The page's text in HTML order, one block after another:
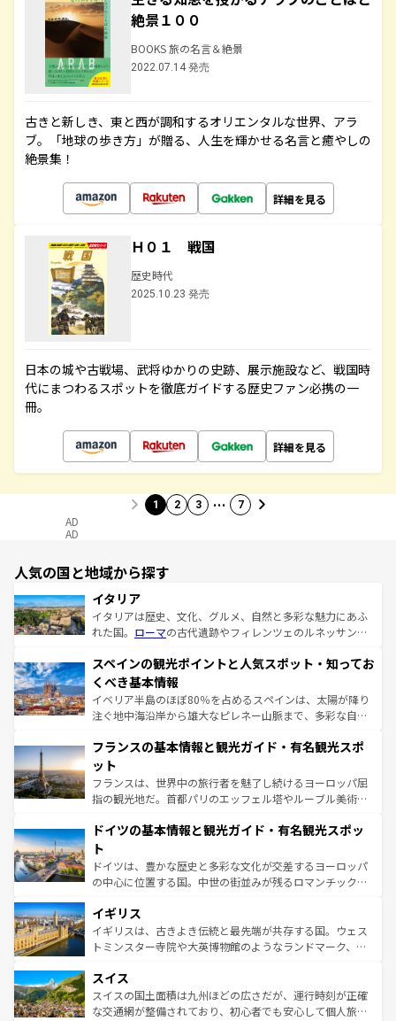
絶景１００
BOOKS 旅の名言＆絶景
2022.07.14 発売
古きと新しき、東と西が調和するオリエンタルな世界、アラ
ブ。「地球の歩き方」が贈る、人生を輝かせる名言と癒やしの
絶景集！
詳細を見る
Ｈ０１ 戦国
歴史時代
2025.10.23 発売
日本の城や古戦場、武将ゆかりの史跡、展示施設など、戦国時
代にまつわるスポットを徹底ガイドする歴史ファン必携の一
冊。
詳細を見る
1 2 3 … 7
AD
AD
人気の国と地域から探す
イタリア
イタリアは歴史、文化、グルメ、自然と多彩な魅力にあふ
れた国。 ローマの古代遺跡やフィレンツェのルネッサンス
ろん、トスカーナの美しい田園風景やアマルフィ海岸の絶
景など、自然景観も見逃せない。観光の合間には、本場の
ピザやパスタなど、絶品のイタリア料理を堪能することも
できる。朝目覚めてから夜眠るまで、すべての瞬間を楽し
なお、新着のイタリア情報はコンテンツ一覧を参照してほ
しい。
スペインの観光ポイントと人気スポット・知ってお
くべき基本情報
イベリア半島のほぼ80％を占めるスペインは、太陽が降り
注ぐ地中海沿岸から雄大なピレネー山脈まで、多彩な自然
文化が根付くこの国では、情熱的なフラメンコ、熱気あふ
れる闘牛、そして美味しいタパスが生活の一部となってい
る。首都マドリードの洗練された雰囲気や、バルセロナの
アートに溢れた街角から、地方では古代ローマ遺跡や中世
せる。地方によって風土や気候が異なるスペインはその個
ンテンツ一覧 を参照してほしい。
フランスの基本情報と観光ガイド・有名観光スポ
ット
フランスは、世界中の旅行者を魅了し続けるヨーロッパ屈
指の観光地だ。首都パリのエッフェル塔やルーブル美術館
で、幅広い魅力が詰まっている。華麗な宮殿、歴史的な大
聖堂、美しいビーチ、そして豊かな自然が、訪れる者を心
から魅了する。また、フランスは美食の国としても知ら
れ、フランス料理はユネスコ無形文化遺産にも登録されて
香り高いラベンダー畑など、多彩な楽しみ方が可能だ。さ
らに、パリ以外の地域にも魅力が溢れており、どの街角に
も豊かな歴史と文化が息づいている。パリ以外の個性あふ
を参照してほしい。
ドイツの基本情報と観光ガイド・有名観光スポッ
ト
ドイツは、豊かな歴史と多彩な文化が交差するヨーロッパ
の中心に位置する国。中世の街並みが残るロマンチック街
顔を持つこの国は、どこを歩いても飽きることがない。ベ
ルリンの文化的活気、バイエルン州のアルプスの絶景、そ
してライン川沿いのワイン畑といった風景は必見。ビール
は、お酒好きな人にはぜひ体験してほしい。 なお、新着の
ドイツ情報はコンテンツ一覧を参照してほしい。
イギリス
イギリスは、古きよき伝統と最先端が共存する国。ウェス
トミンスター寺院や大英博物館のようなランドマーク、歴
リアごとに異なる魅力がある。また、優雅なアフタヌーン
ティー、ビール好きにはたまらない英国パブ、サッカー観
戦など、本場だからこそできる体験も豊富。イギリスを旅
スイス
スイスの国土面積は九州ほどの広さだが、運行時刻が正確
な交通網が整備されており、初心者でも安心して個人旅行